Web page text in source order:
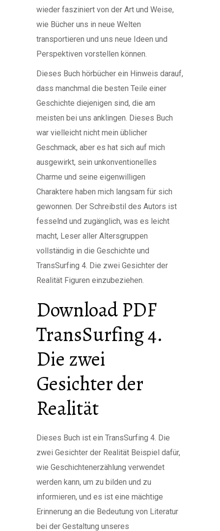
wieder fasziniert von der Art und Weise,
wie Bücher uns in neue Welten
transportieren und uns neue Ideen und
Perspektiven vorstellen können.
Dieses Buch hörbücher ein Hinweis darauf,
dass manchmal die besten Teile einer
Geschichte diejenigen sind, die am
meisten bei uns anklingen. Dieses Buch
war vielleicht nicht mein üblicher
Geschmack, aber es hat sich auf mich
ausgewirkt, sein unkonventionelles
Charme und seine eigenwilligen
Charaktere haben mich langsam für sich
gewonnen. Der Schreibstil des Autors ist
fesselnd und zugänglich, was es leicht
macht, Leser aller Altersgruppen
vollständig in die Geschichte und
TransSurfing 4. Die zwei Gesichter der
Realität Figuren einzubeziehen.
Download PDF
TransSurfing 4.
Die zwei
Gesichter der
Realität
Dieses Buch ist ein TransSurfing 4. Die
zwei Gesichter der Realität Beispiel dafür,
wie Geschichtenerzählung verwendet
werden kann, um zu bilden und zu
informieren, und es ist eine mächtige
Erinnerung an die Bedeutung von Literatur
bei der Gestaltung unseres